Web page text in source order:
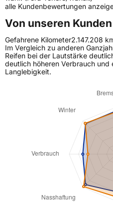
alle Kundenbewertungen
Von unseren
Gefahrene Kilometer2.147.208
Im Vergleich zu anderen
Reifen bei der Lautstärke
deutlich höheren Verbrauch und
Langlebigkeit.